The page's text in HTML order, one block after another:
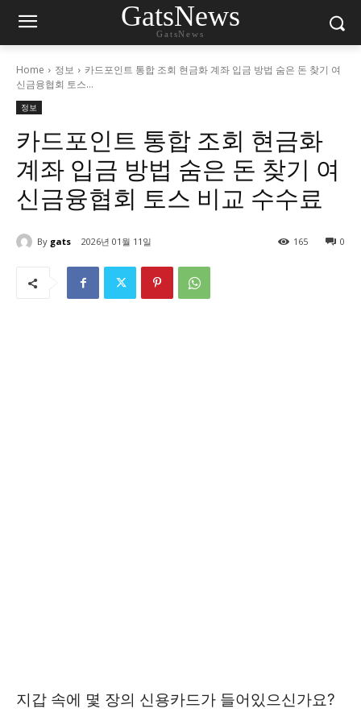
GatsNews
GatsNews
Home 정보
카드포인트 통합 조회 현금화 계좌 입금 방법 숨은 돈 찾기 여
신금융협회 토스...
정보
카드포인트 통합 조회 현금화
계좌 입금 방법 숨은 돈 찾기 여
신금융협회 토스 비교 수수료
By gats 2026년 01월 11일 0
165
지갑 속에 몇 장의 신용카드가 들어있으신가요?